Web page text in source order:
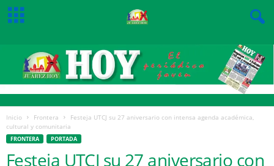
Inicio Frontera
Festeja UTCJ su 27 aniversario con intensa agenda académica,
cultural y comunitaria
FRONTERA PORTADA
Festeja UTCJ su 27 aniversario con